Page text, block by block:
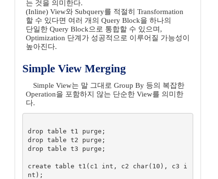
는 것을 의미한다.
(Inline) View와 Subquery를 적절히 Transformation
할 수 있다면 여러 개의 Query Block을 하나의
단일한 Query Block으로 통합할 수 있으며,
Optimization 단계가 성공적으로 이루어질 가능성이
높아진다.
Simple View Merging
Simple View는 말 그대로 Group By 등의 복잡한
Operation을 포함하지 않는 단순한 View를 의미한
다.
drop table t1 purge;
drop table t2 purge;
drop table t3 purge;
create table t1(c1 int, c2 char(10), c3 i
nt);